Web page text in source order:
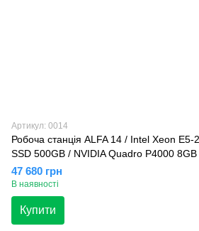
Артикул: 0014
Робоча станція ALFA 14 / Intel Xeon
SSD 500GB / NVIDIA Quadro P4000 8GB
47 680 грн
В наявності
Купити